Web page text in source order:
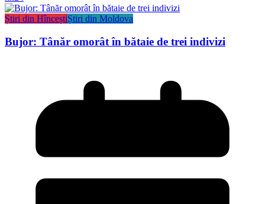
Știri din HînceștiȘtiri din Moldova
Bujor: Tânăr omorât în bătaie de trei indivizi